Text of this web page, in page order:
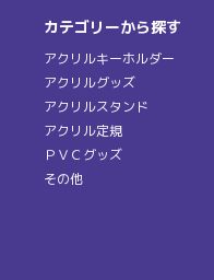
カテゴリーから探す
アクリルキーホルダー
アクリルグッズ
アクリルスタンド
アクリル定規
ＰＶＣグッズ
その他